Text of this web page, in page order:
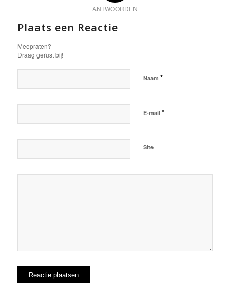
ANTWOORDEN
Plaats een Reactie
Meepraten?
Draag gerust bij!
Naam *
E-mail *
Site